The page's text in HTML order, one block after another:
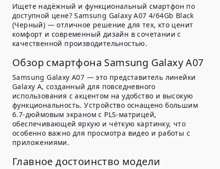
Ищете надёжный и функциональный смартфон по
доступной цене? Samsung Galaxy A07 4/64Gb Black
(Черный) — отличное решение для тех, кто ценит
комфорт и современный дизайн в сочетании с
качественной производительностью.
Обзор смартфона Samsung Galaxy A07
Samsung Galaxy A07 — это представитель линейки
Galaxy A, созданный для повседневного
использования с акцентом на удобство и высокую
функциональность. Устройство оснащено большим
6.7-дюймовым экраном с PLS-матрицей,
обеспечивающей яркую и чёткую картинку, что
особенно важно для просмотра видео и работы с
приложениями.
Главное достоинство модели